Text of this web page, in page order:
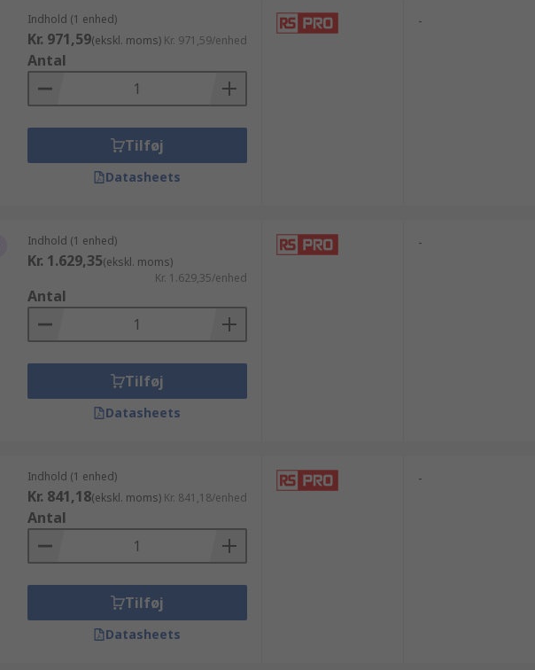
Indhold (1 enhed)
Kr. 971,59(ekskl. moms) Kr. 971,59/enhed
Antal
Tilføj
Datasheets
-
Indhold (1 enhed)
Kr. 1.629,35(ekskl. moms)
Kr. 1.629,35/enhed
Antal
Tilføj
Datasheets
-
Indhold (1 enhed)
Kr. 841,18(ekskl. moms) Kr. 841,18/enhed
Antal
Tilføj
Datasheets
-